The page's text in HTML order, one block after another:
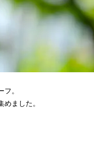
。
ました。